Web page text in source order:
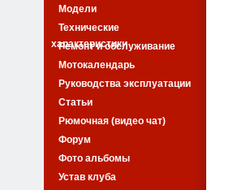
Модели
Технические
характеристики
Ремонт и обслуживание
Мотокалендарь
Руководства эксплуатации
Статьи
Рюмочная (видео чат)
Форум
Фото альбомы
Устав клуба